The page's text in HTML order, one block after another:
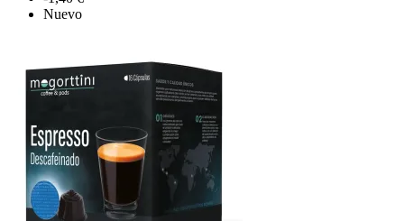
Nuevo